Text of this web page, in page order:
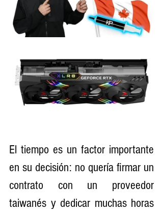
El tiempo es un factor importante
en su decisión: no quería firmar un
contrato con un proveedor
taiwanés y dedicar muchas horas